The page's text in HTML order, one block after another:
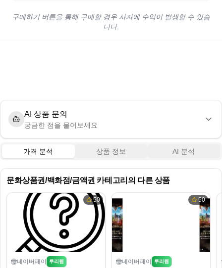
구매하기 버튼을 통해 구매할 경우 사자에 수익이 발생할 수 있습
니다.
AI 상품 문의
궁금한 점을 물어보세요
가격 분석 상품 정보 AI 분석
문화상품권/백화점/금액권 카테고리의 다른 상품
50
네이버페이 루리웹
50
네이버페이 루리웹